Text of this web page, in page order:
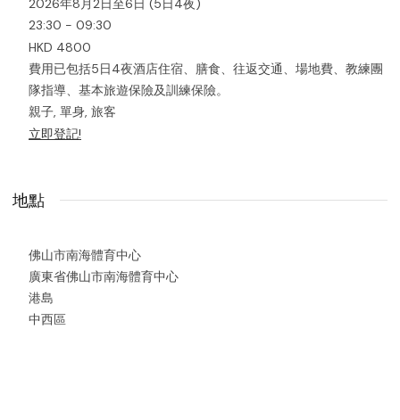
2026年8月2日至6日 (5日4夜)
23:30 - 09:30
HKD 4800
費用已包括5日4夜酒店住宿、膳食、往返交通、場地費、教練團
隊指導、基本旅遊保險及訓練保險。
親子, 單身, 旅客
立即登記!
地點
佛山市南海體育中心
廣東省佛山市南海體育中心
港島
中西區